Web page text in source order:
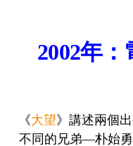
2002年：
《大望》講述兩個
不同的兄弟—朴始